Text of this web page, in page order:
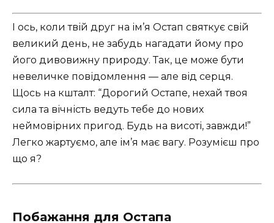
І ось, коли твій друг на ім’я Остап святкує свій
великий день, не забудь нагадати йому про
його дивовижну природу. Так, це може бути
невеличке повідомлення — але від серця.
Щось на кшталт: “Дорогий Остапе, нехай твоя
сила та вічність ведуть тебе до нових
неймовірних пригод. Будь на висоті, завжди!”
Легко жартуємо, але ім’я має вагу. Розумієш про
що я?
Побажання для Остапа